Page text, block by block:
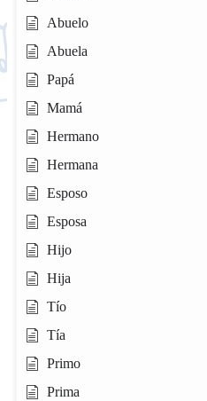
Abuelo
Abuela
Papá
Mamá
Hermano
Hermana
Esposo
Esposa
Hijo
Hija
Tío
Tía
Primo
Prima